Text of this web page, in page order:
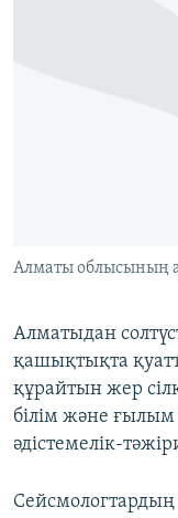
Алматы облысының
Алматыдан
қашықтықта
құрайтын жер
білім және ғылым
әдістемелік-